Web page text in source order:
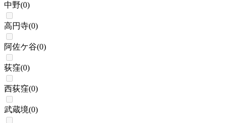
中野(0)
高円寺(0)
阿佐ケ谷(0)
荻窪(0)
西荻窪(0)
武蔵境(0)